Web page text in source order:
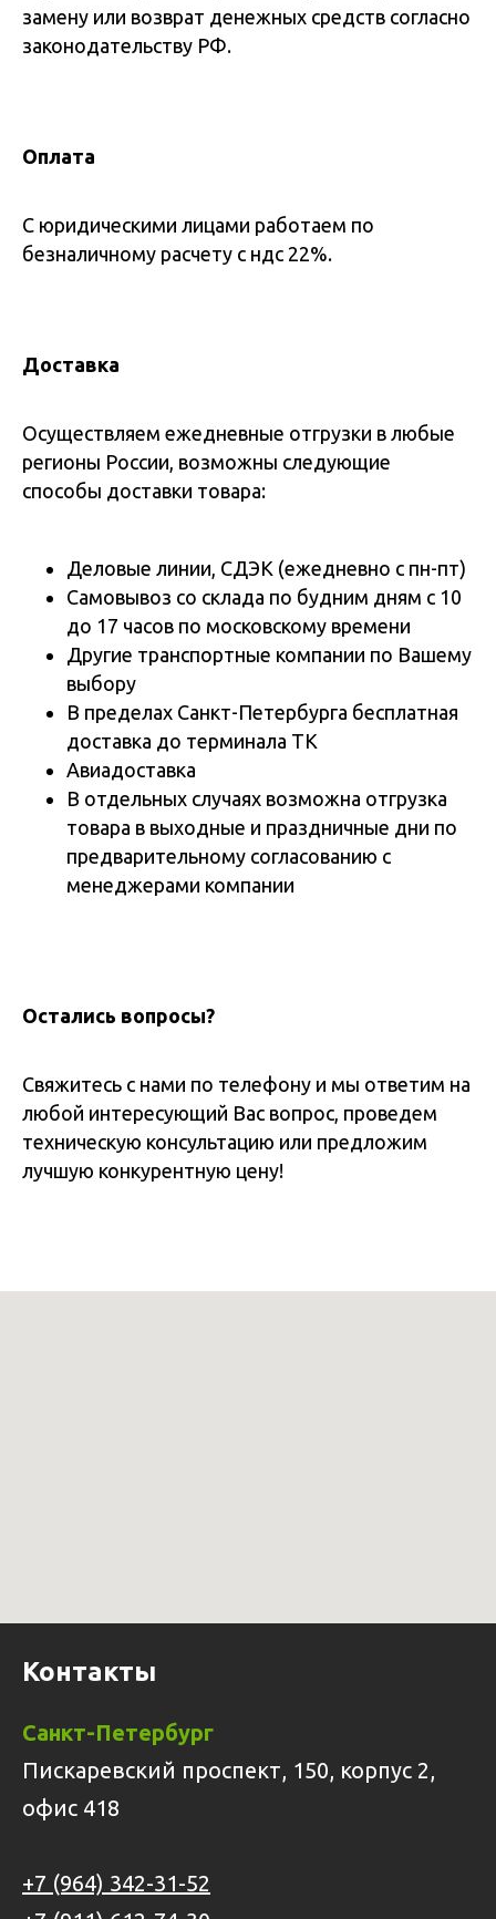
замену или возврат денежных средств согласно
законодательству РФ.
Оплата
С юридическими лицами работаем по
безналичному расчету с ндс 22%.
Доставка
Осуществляем ежедневные отгрузки в любые
регионы России, возможны следующие
способы доставки товара:
Деловые линии, СДЭК (ежедневно с пн-пт)
Самовывоз со склада по будним дням с 10
до 17 часов по московскому времени
Другие транспортные компании по Вашему
выбору
В пределах Санкт-Петербурга бесплатная
доставка до терминала ТК
Авиадоставка
В отдельных случаях возможна отгрузка
товара в выходные и праздничные дни по
предварительному согласованию с
менеджерами компании
Остались вопросы?
Свяжитесь с нами по телефону и мы ответим на
любой интересующий Вас вопрос, проведем
техническую консультацию или предложим
лучшую конкурентную цену!
Контакты
Санкт-Петербург
Пискаревский проспект, 150, корпус 2,
офис 418
+7 (964) 342-31-52